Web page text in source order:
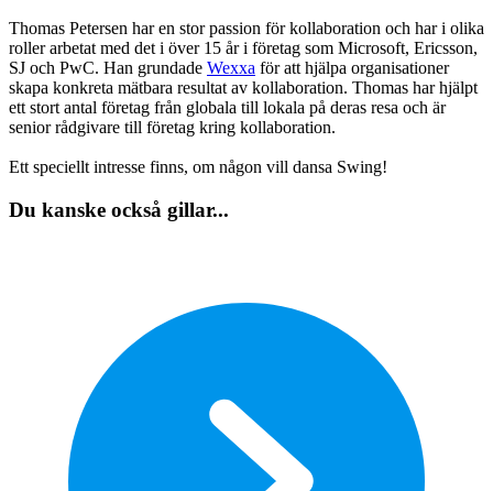
Thomas Petersen har en stor passion för kollaboration och har i olika
roller arbetat med det i över 15 år i företag som Microsoft, Ericsson,
SJ och PwC. Han grundade Wexxa för att hjälpa organisationer
skapa konkreta mätbara resultat av kollaboration. Thomas har hjälpt
ett stort antal företag från globala till lokala på deras resa och är
senior rådgivare till företag kring kollaboration.
Ett speciellt intresse finns, om någon vill dansa Swing!
Du kanske också gillar...